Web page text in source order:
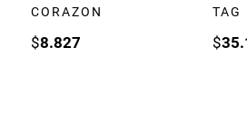
CORAZON
$8.827
TAG
$